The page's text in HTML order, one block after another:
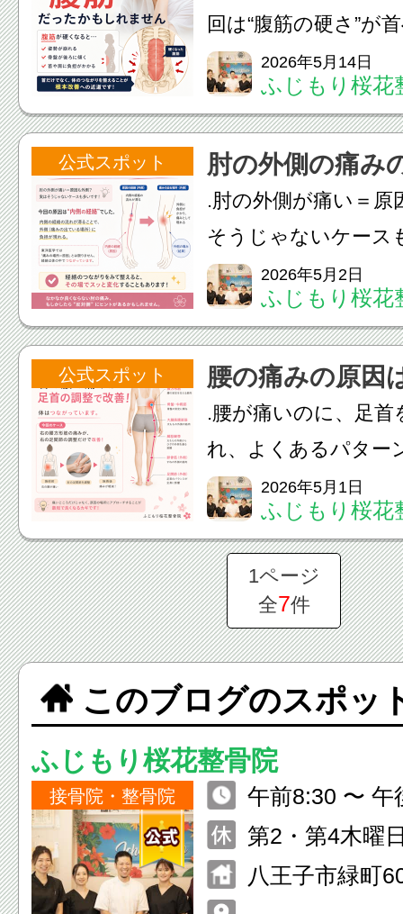
回は“腹筋の硬さ”が
いました。」.首を後
出て、仰向けだと痛
い。首や肩、背中を
も治りません。原因
2026年5月14日
ふじもり桜花
公式スポット 肘の外側の痛み
.肘の外側が痛い＝原
そうじゃないケー
回の原因は“内側の経
の流れが滞ることで
出ている場所）に負
洋医学では「痛みの
2026年5月2日
ふじもり桜花
公式スポット 腰の痛みの原因
.腰が痛いのに、足首
れ、よくあるパター
患者様は右の腰の痛
整だけで改善。原因
でつながる“筋膜ラ
だけやっても治らな
2026年5月1日
ふじもり桜花
1ページ
全7件
このブログのスポッ
ふじもり桜花整骨院
接骨院・整骨院
午前8:30 〜 午後
祝日も休まず
第2・第4木曜
八王子市緑町